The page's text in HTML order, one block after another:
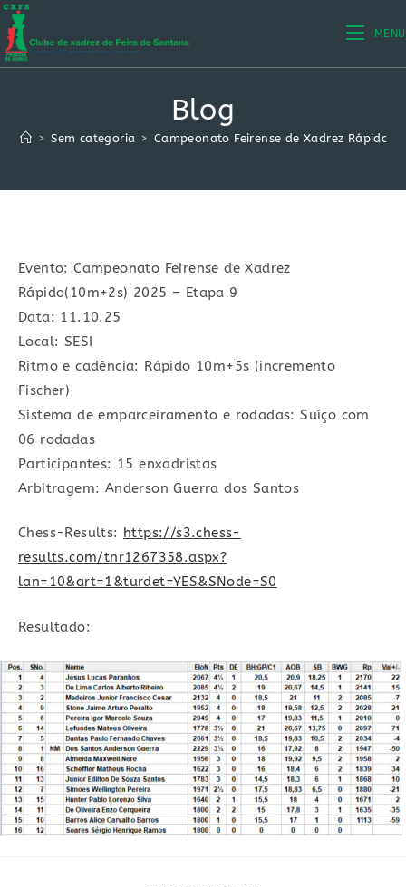
Ir
para
o
MENU
Blog
> Sem categoria > Campeonato Feirense de Xadrez
Evento: Campeonato Feirense de Xadrez
Rápido(10m+2s) 2025 – Etapa 9
Data: 11.10.25
Local: SESI
Ritmo e cadência: Rápido 10m+5s (incremento
Fischer)
Sistema de emparceiramento e rodadas: Suíço com
06 rodadas
Participantes: 15 enxadristas
Arbitragem: Anderson Guerra dos Santos
Chess-Results: https://s3.chess-
results.com/tnr1267358.aspx?
lan=10&art=1&turdet=YES&SNode=S0
Resultado: